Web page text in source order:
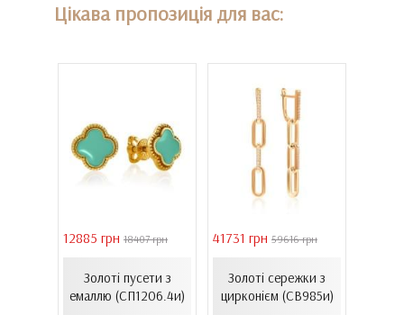
Цікава пропозиція для вас:
12885 грн 18407 грн
Золоті пусети з
емаллю (СП1206.4и)
41731 грн 59616 грн
Золоті сережки з
цирконієм (СВ985и)